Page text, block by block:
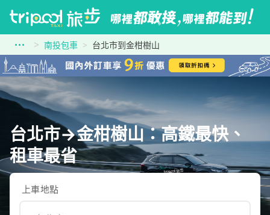
南投包車 台北市到金柑樹山
台北市→金柑樹山：高鐵最快、
租車最省
上車地點